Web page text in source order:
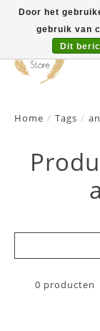
Home / Tags /
0 producten
Door het
gebruik van
Dit